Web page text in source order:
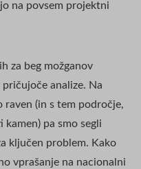
na povsem projektni
za beg možganov
analize. Na
raven (in s tem področje,
pa smo segli
ključen problem. Kako
vprašanje na nacionalni